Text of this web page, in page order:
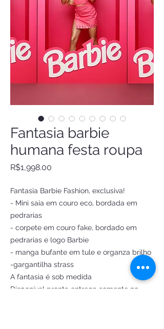
Fantasia barbie
humana festa roupa
R$1,998.00
Fantasia Barbie Fashion, exclusiva!
- Mini saia em couro eco, bordada em
pedrarias
- corpete em couro fake, bordado em
pedrarias e logo Barbie
- manga bufante em tule e organza brilho
-gargantilha strass
A fantasia é sob medida
Disponível pronta entrega somente no